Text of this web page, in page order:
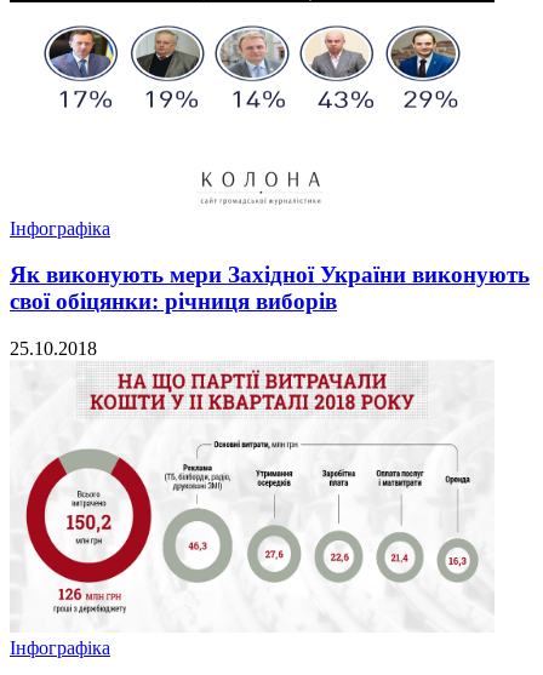
Інфографіка
Як виконують мери Західної України виконують
свої обіцянки: річниця виборів
25.10.2018
Інфографіка